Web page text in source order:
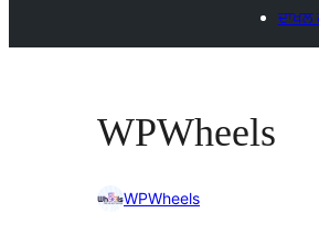
ਦਾਖਲ
WPWheels
WPWheels